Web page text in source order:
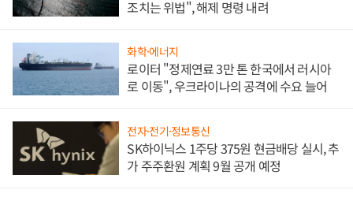
조치는 위법", 해제 명령 내려
화학·에너지
로이터 "정제연료 3만 톤 한국에서 러시아
로 이동", 우크라이나의 공격에 수요 늘어
전자·전기·정보통신
SK하이닉스 1주당 375원 현금배당 실시, 추
가 주주환원 계획 9월 공개 예정